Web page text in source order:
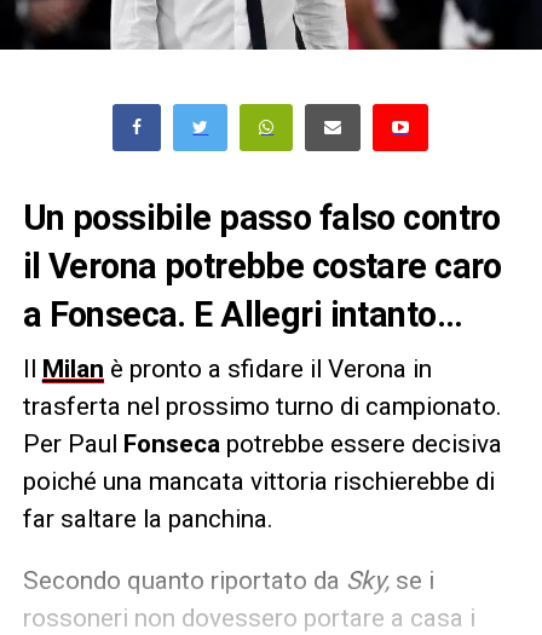
Un possibile passo falso contro
il Verona potrebbe costare caro
a Fonseca. E Allegri intanto…
Il Milan è pronto a sfidare il Verona in
trasferta nel prossimo turno di campionato.
Per Paul Fonseca potrebbe essere decisiva
poiché una mancata vittoria rischierebbe di
far saltare la panchina.
Secondo quanto riportato da Sky, se i
rossoneri non dovessero portare a casa i